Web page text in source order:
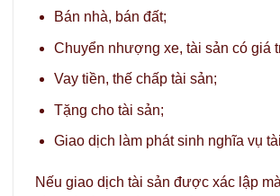
Bán nhà, bán đất;
Chuyển nhượng xe, tài sản có giá
Vay tiền, thế chấp tài sản;
Tặng cho tài sản;
Giao dịch làm phát sinh nghĩa vụ
Nếu giao dịch tài sản được xác lập